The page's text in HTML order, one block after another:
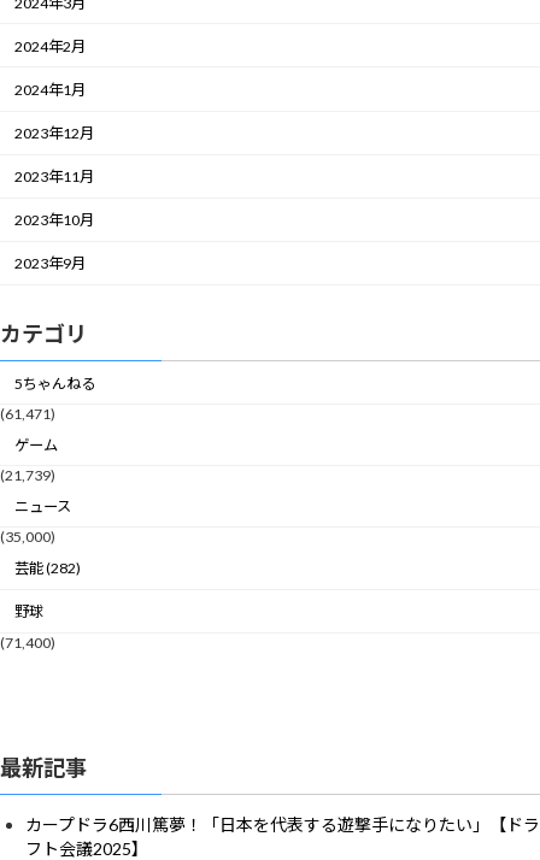
2024年2月
2024年1月
2023年12月
2023年11月
2023年10月
2023年9月
カテゴリ
5ちゃんねる
(61,471)
ゲーム
(21,739)
ニュース
(35,000)
芸能 (282)
野球
(71,400)
最新記事
カープドラ6西川篤夢！「日本を代表する遊撃手になりたい」【ドラ
フト会議2025】